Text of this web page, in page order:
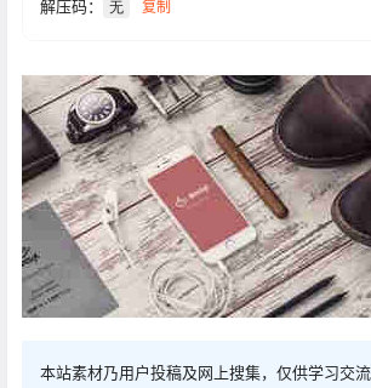
解压码： 无 复制
本站素材乃用户投稿及网上搜集，仅供学习交